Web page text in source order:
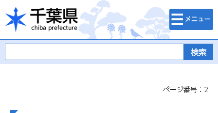
千葉県
検索・メニュ
ー
ページ番号：2